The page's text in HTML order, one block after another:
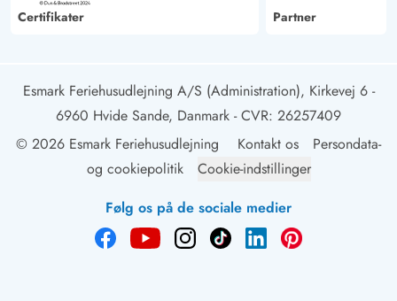
Certifikater Partner
Esmark Feriehusudlejning A/S (Administration), Kirkevej 6 -
6960 Hvide Sande, Danmark - CVR: 26257409
© 2026 Esmark Feriehusudlejning
Kontakt os
Persondata-
og cookiepolitik
Cookie-indstillinger
Følg os på de sociale medier